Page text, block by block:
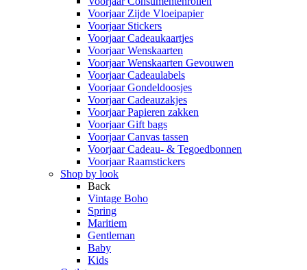
Voorjaar Zijde Vloeipapier
Voorjaar Stickers
Voorjaar Cadeaukaartjes
Voorjaar Wenskaarten
Voorjaar Wenskaarten Gevouwen
Voorjaar Cadeaulabels
Voorjaar Gondeldoosjes
Voorjaar Cadeauzakjes
Voorjaar Papieren zakken
Voorjaar Gift bags
Voorjaar Canvas tassen
Voorjaar Cadeau- & Tegoedbonnen
Voorjaar Raamstickers
Shop by look
Back
Vintage Boho
Spring
Maritiem
Gentleman
Baby
Kids